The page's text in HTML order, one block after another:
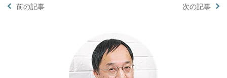
前の記事 次の記事